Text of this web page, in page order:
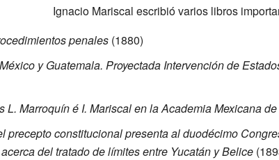
Ignacio Mariscal escribió varios libros
penales(1880)
y Guatemala. Proyectada Intervención de
L. Marroquín é I. Mariscal en la Academia Mexicana
precepto constitucional presenta al duodécimo
del tratado de límites entre Yucatán y Belice